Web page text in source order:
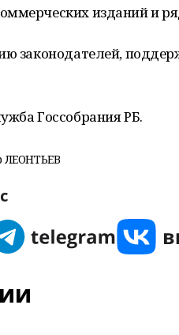
изданий и
законодателей,
Госсобрания РБ.